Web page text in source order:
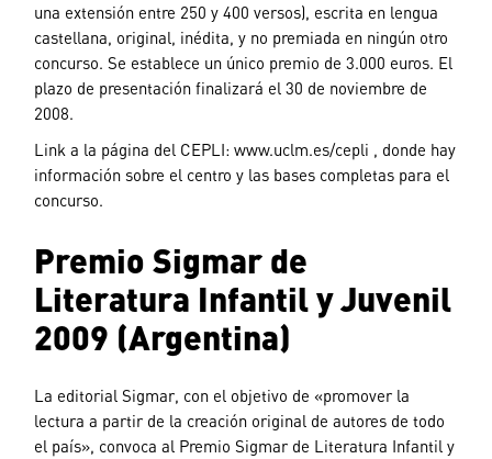
una extensión entre 250 y 400 versos), escrita en lengua
castellana, original, inédita, y no premiada en ningún otro
concurso. Se establece un único premio de 3.000 euros. El
plazo de presentación finalizará el 30 de noviembre de
2008.
Link a la página del CEPLI: www.uclm.es/cepli , donde hay
información sobre el centro y las bases completas para el
concurso.
Premio Sigmar de
Literatura Infantil y Juvenil
2009 (Argentina)
La editorial Sigmar, con el objetivo de «promover la
lectura a partir de la creación original de autores de todo
el país», convoca al Premio Sigmar de Literatura Infantil y